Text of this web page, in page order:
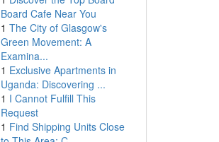
Board Cafe Near You
1 The City of Glasgow's
Green Movement: A
Examina...
1 Exclusive Apartments in
Uganda: Discovering ...
1 I Cannot Fulfill This
Request
1 Find Shipping Units Close